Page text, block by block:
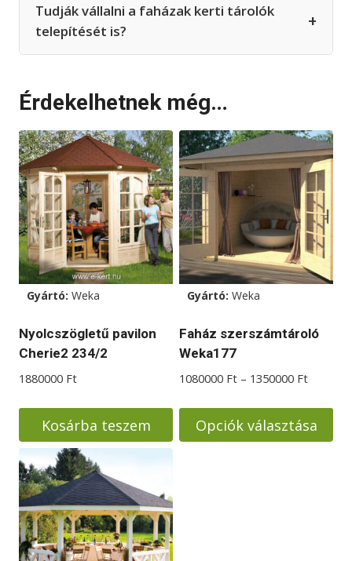
Tudják vállalni a faházak kerti tárolók
telepítését is?
+
Érdekelhetnek még…
Gyártó: Weka
Nyolcszögletű pavilon
Cherie2 234/2
1880000 Ft
Kosárba teszem
Gyártó: Weka
Faház szerszámtároló
Weka177
1080000 Ft – 1350000 Ft
-
Opciók választása